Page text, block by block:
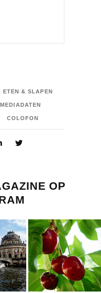
ETEN & SLAPEN
MEDIADATEN
COLOFON
OP